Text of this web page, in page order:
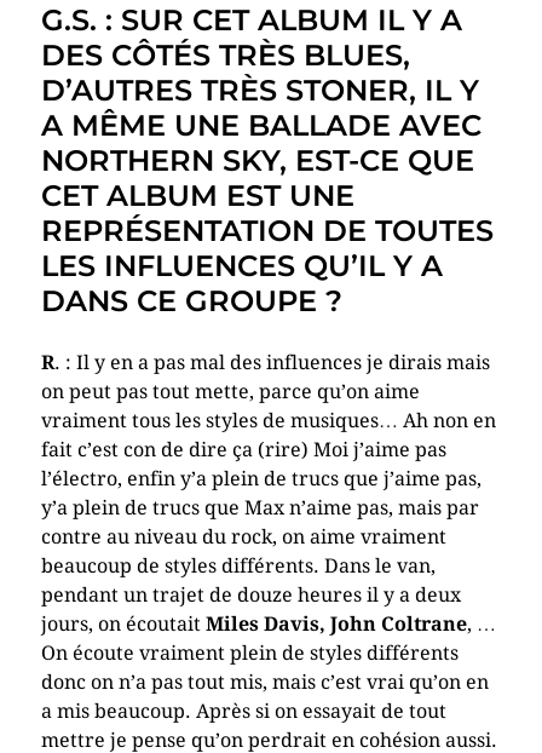
G.S. : SUR CET ALBUM IL Y A
DES CÔTÉS TRÈS BLUES,
D’AUTRES TRÈS STONER, IL Y
A MÊME UNE BALLADE AVEC
NORTHERN SKY, EST-CE QUE
CET ALBUM EST UNE
REPRÉSENTATION DE TOUTES
LES INFLUENCES QU’IL Y A
DANS CE GROUPE ?
R. : Il y en a pas mal des influences je dirais mais
on peut pas tout mette, parce qu’on aime
vraiment tous les styles de musiques… Ah non en
fait c’est con de dire ça (rire) Moi j’aime pas
l’électro, enfin y’a plein de trucs que j’aime pas,
y’a plein de trucs que Max n’aime pas, mais par
contre au niveau du rock, on aime vraiment
beaucoup de styles différents. Dans le van,
pendant un trajet de douze heures il y a deux
jours, on écoutait Miles Davis, John Coltrane, …
On écoute vraiment plein de styles différents
donc on n’a pas tout mis, mais c’est vrai qu’on en
a mis beaucoup. Après si on essayait de tout
mettre je pense qu’on perdrait en cohésion aussi.